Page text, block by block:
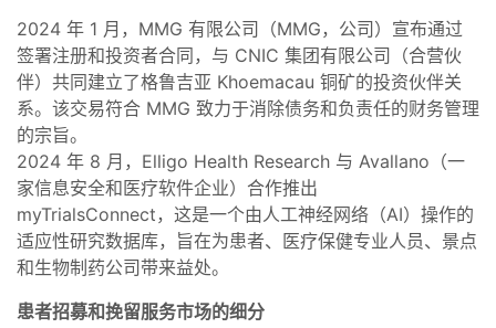
2024 年 1 月，MMG 有限公司（MMG，公司）宣布通过
签署注册和投资者合同，与 CNIC 集团有限公司（合营伙
伴）共同建立了格鲁吉亚 Khoemacau 铜矿的投资伙伴关
系。该交易符合 MMG 致力于消除债务和负责任的财务管理
的宗旨。
2024 年 8 月，Elligo Health Research 与 Avallano（一
家信息安全和医疗软件企业）合作推出
myTrialsConnect，这是一个由人工神经网络（AI）操作的
适应性研究数据库，旨在为患者、医疗保健专业人员、景点
和生物制药公司带来益处。
患者招募和挽留服务市场的细分